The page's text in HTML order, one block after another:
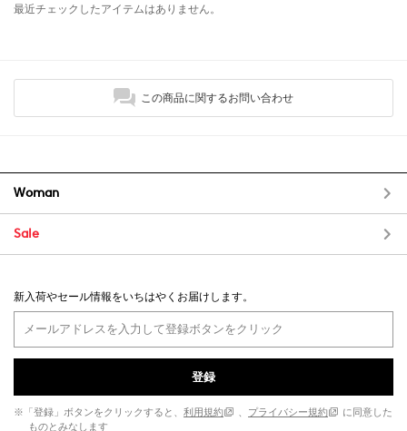
最近チェックしたアイテムはありません。
この商品に関するお問い合わせ
Woman
Sale
新入荷やセール情報をいちはやくお届けします。
登録
※「登録」ボタンをクリックすると、 利用規約 、 プライバシー規約
に同意した
ものとみなします